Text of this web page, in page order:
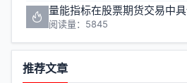
量能指标在股票期货交易中
阅读量：5845
推荐文章